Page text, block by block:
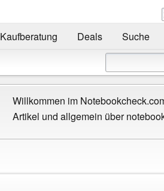
Kaufberatung Deals Suche
Willkommen im
Artikel und allgemein über